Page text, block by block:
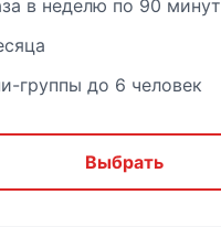
в неделю по 90 минут
группы до 6 человек
Выбрать